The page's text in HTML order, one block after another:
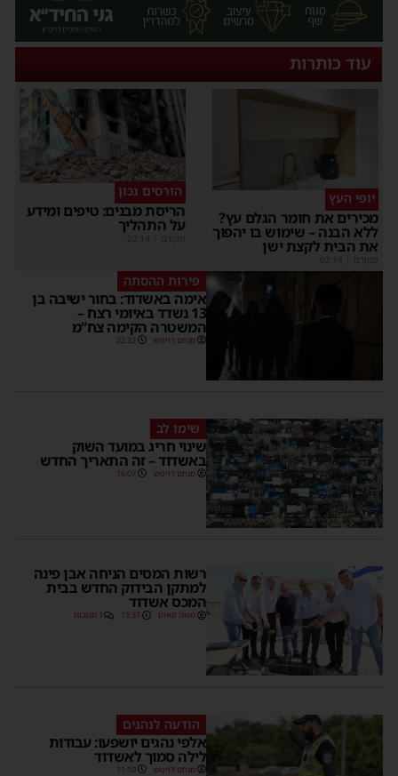
עוד כותרות
יופי העץ
מכירים את חומר הגלם עץ?
ללא הבנה – שימוש בו יהפוך
את הבית לקצת ישן
מקודם
הורסים נכון
הריסת מבנים: טיפים ומידע
על התהליך
מקודם
פירות ההסתה
אימה באשדוד: בחור ישיבה בן
13 נשדד באיומי רצח –
המשטרה הקימה צח”מ
מנחם דויטש 22:32
שימו לב
שינוי חריג במועד השוק
באשדוד – זה התאריך החדש
מנחם דויטש 16:07
רשות המסים הניחה אבן פינה
למתקן הבידוק החדש בבית
המכס אשדוד
משה קאהן 15:37 1 תגובות
הודעה לנהגים
אלפי נהגים יושפעו: עבודות
לילה סמוך לאשדוד
מנחם דויטש 11:10